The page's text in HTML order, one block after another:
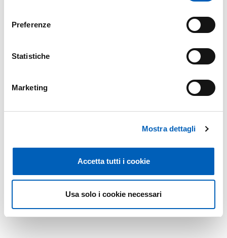
Preferenze
Statistiche
Marketing
Mostra dettagli
Accetta tutti i cookie
Usa solo i cookie necessari